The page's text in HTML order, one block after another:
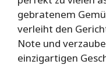
gebratenem
verleiht den
Note und
einzigartigen